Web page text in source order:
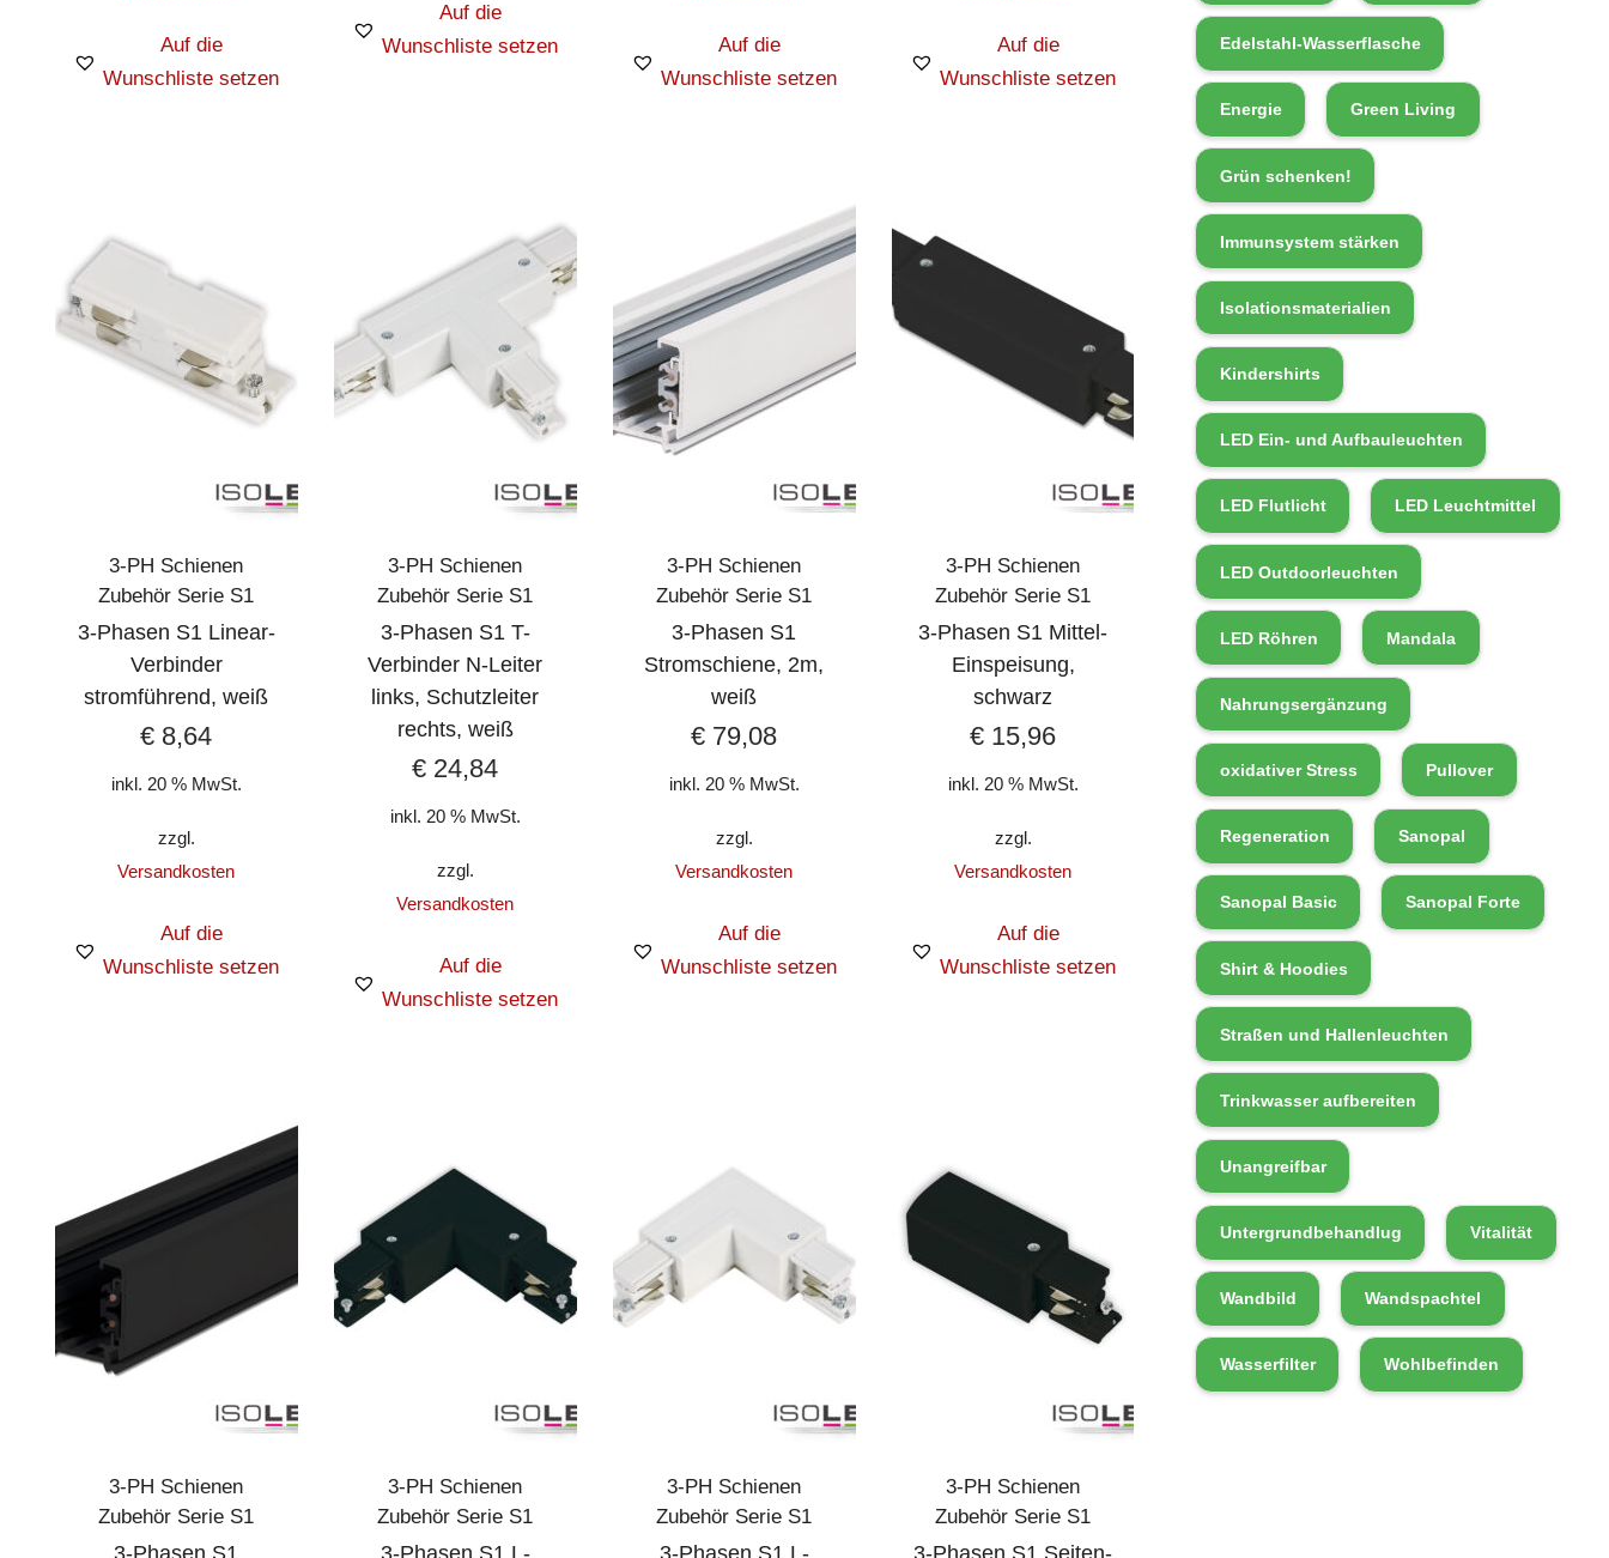
Auf die
Wunschliste setzen
Auf die
Wunschliste setzen
Auf die
Wunschliste setzen
Auf die
Wunschliste setzen
3-PH Schienen
Zubehör Serie S1
3-Phasen S1 Linear-
Verbinder
stromführend, weiß
€ 8,64
inkl. 20 % MwSt.
zzgl.
Versandkosten
Auf die
Wunschliste setzen
3-PH Schienen
Zubehör Serie S1
3-Phasen S1 T-
Verbinder N-Leiter
links, Schutzleiter
rechts, weiß
€ 24,84
inkl. 20 % MwSt.
zzgl.
Versandkosten
Auf die
Wunschliste setzen
3-PH Schienen
Zubehör Serie S1
3-Phasen S1
Stromschiene, 2m,
weiß
€ 79,08
inkl. 20 % MwSt.
zzgl.
Versandkosten
Auf die
Wunschliste setzen
3-PH Schienen
Zubehör Serie S1
3-Phasen S1 Mittel-
Einspeisung,
schwarz
€ 15,96
inkl. 20 % MwSt.
zzgl.
Versandkosten
Auf die
Wunschliste setzen
3-PH Schienen
Zubehör Serie S1
3-Phasen S1
3-PH Schienen
Zubehör Serie S1
3-Phasen S1 L-
3-PH Schienen
Zubehör Serie S1
3-Phasen S1 L-
3-PH Schienen
Zubehör Serie S1
3-Phasen S1 Seiten-
Edelstahl-Wasserflasche
Energie Green Living
Grün schenken!
Immunsystem stärken
Isolationsmaterialien
Kindershirts
LED Ein- und Aufbauleuchten
LED Flutlicht LED Leuchtmittel
LED Outdoorleuchten
LED Röhren Mandala
Nahrungsergänzung
oxidativer Stress Pullover
Regeneration Sanopal
Sanopal Basic Sanopal Forte
Shirt & Hoodies
Straßen und Hallenleuchten
Trinkwasser aufbereiten
Unangreifbar
Untergrundbehandlug Vitalität
Wandbild Wandspachtel
Wasserfilter Wohlbefinden